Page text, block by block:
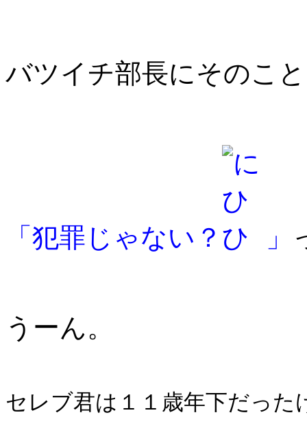
バツイチ部長にそのこ
「犯罪じゃない？ 」
うーん。
セレブ君は１１歳年下だった